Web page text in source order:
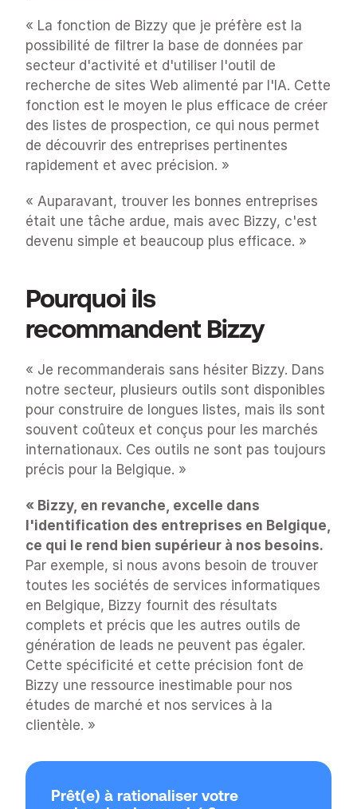
« La fonction de Bizzy que je préfère est la
possibilité de filtrer la base de données par
secteur d'activité et d'utiliser l'outil de
recherche de sites Web alimenté par l'IA. Cette
fonction est le moyen le plus efficace de créer
des listes de prospection, ce qui nous permet
de découvrir des entreprises pertinentes
rapidement et avec précision. »
« Auparavant, trouver les bonnes entreprises
était une tâche ardue, mais avec Bizzy, c'est
devenu simple et beaucoup plus efficace. »
Pourquoi ils
recommandent Bizzy
« Je recommanderais sans hésiter Bizzy. Dans
notre secteur, plusieurs outils sont disponibles
pour construire de longues listes, mais ils sont
souvent coûteux et conçus pour les marchés
internationaux. Ces outils ne sont pas toujours
précis pour la Belgique. »
« Bizzy, en revanche, excelle dans
l'identification des entreprises en Belgique,
ce qui le rend bien supérieur à nos besoins.
Par exemple, si nous avons besoin de trouver
toutes les sociétés de services informatiques
en Belgique, Bizzy fournit des résultats
complets et précis que les autres outils de
génération de leads ne peuvent pas égaler.
Cette spécificité et cette précision font de
Bizzy une ressource inestimable pour nos
études de marché et nos services à la
clientèle. »
Prêt(e) à rationaliser votre